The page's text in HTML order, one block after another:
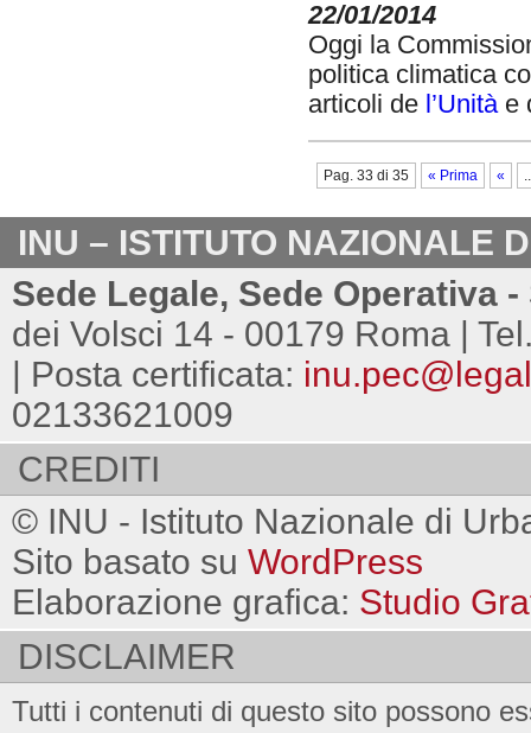
22/01/2014
Oggi la
politica climatica
articoli de l’Unitàe
Pag. 33 di 35 « Prima «
INU – ISTITUTO NAZIONALE
Sede Legale, Sede Operativa
dei Volsci 14 - 00179 Roma |
| Posta certificata:
02133621009
CREDITI
© INU - Istituto Nazionale di
Sito basato su WordPress
Elaborazione grafica: Studio
DISCLAIMER
Tutti i contenuti di questo sito possono